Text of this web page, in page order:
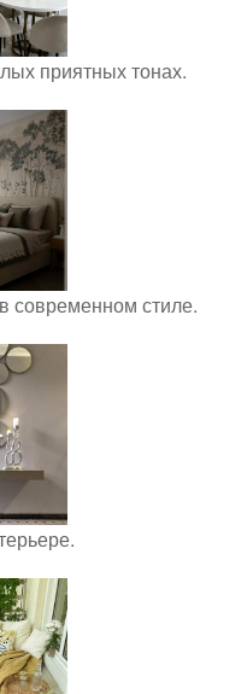
приятных тонах.
современном стиле.